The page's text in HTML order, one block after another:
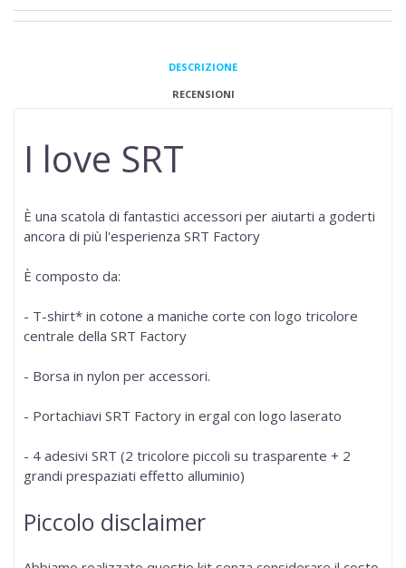
DESCRIZIONE
RECENSIONI
I love SRT
È una scatola di fantastici accessori per aiutarti a goderti
ancora di più l'esperienza SRT Factory
È composto da:
- T-shirt* in cotone a maniche corte con logo tricolore
centrale della SRT Factory
- Borsa in nylon per accessori.
- Portachiavi SRT Factory in ergal con logo laserato
- 4 adesivi SRT (2 tricolore piccoli su trasparente + 2
grandi prespaziati effetto alluminio)
Piccolo disclaimer